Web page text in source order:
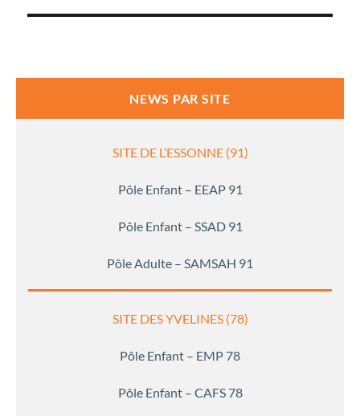
NEWS PAR SITE
SITE DE L’ESSONNE (91)
Pôle Enfant – EEAP 91
Pôle Enfant – SSAD 91
Pôle Adulte – SAMSAH 91
SITE DES YVELINES (78)
Pôle Enfant – EMP 78
Pôle Enfant – CAFS 78